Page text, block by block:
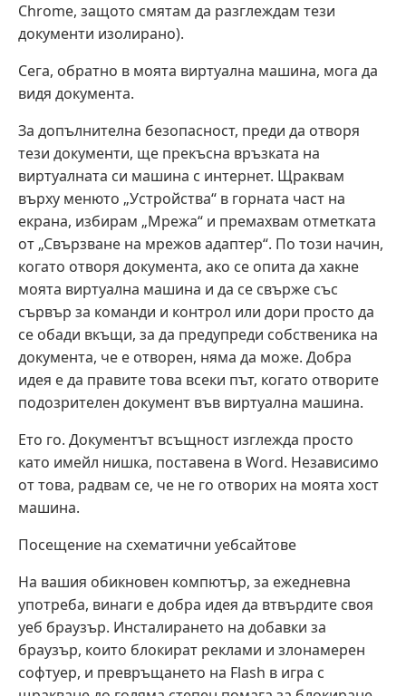
Chrome, защото смятам да разглеждам тези
документи изолирано).
Сега, обратно в моята виртуална машина, мога да
видя документа.
За допълнителна безопасност, преди да отворя
тези документи, ще прекъсна връзката на
виртуалната си машина с интернет. Щраквам
върху менюто „Устройства“ в горната част на
екрана, избирам „Мрежа“ и премахвам отметката
от „Свързване на мрежов адаптер“. По този начин,
когато отворя документа, ако се опита да хакне
моята виртуална машина и да се свърже със
сървър за команди и контрол или дори просто да
се обади вкъщи, за да предупреди собственика на
документа, че е отворен, няма да може. Добра
идея е да правите това всеки път, когато отворите
подозрителен документ във виртуална машина.
Ето го. Документът всъщност изглежда просто
като имейл нишка, поставена в Word. Независимо
от това, радвам се, че не го отворих на моята хост
машина.
Посещение на схематични уебсайтове
На вашия обикновен компютър, за ежедневна
употреба, винаги е добра идея да втвърдите своя
уеб браузър. Инсталирането на добавки за
браузър, които блокират реклами и злонамерен
софтуер, и превръщането на Flash в игра с